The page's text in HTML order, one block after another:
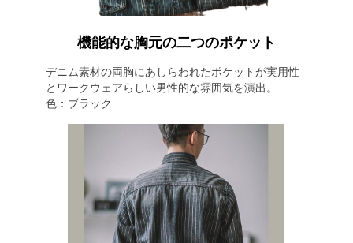
機能的な胸元の二つのポケット
デニム素材の両胸にあしらわれたポケットが実用性
とワークウェアらしい男性的な雰囲気を演出。
色：ブラック